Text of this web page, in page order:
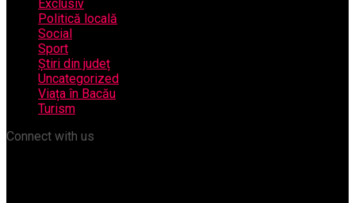
Exclusiv
Politică locală
Social
Sport
Știri din județ
Uncategorized
Viața în Bacău
Turism
Connect with us